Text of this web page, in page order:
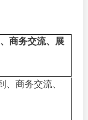
商务交流、展
、商务交流、